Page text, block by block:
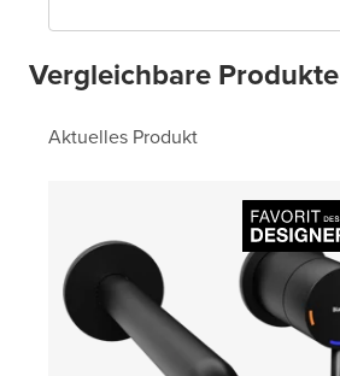
Vergleichbare Produkte
Aktuelles Produkt